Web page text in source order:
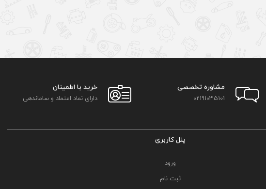
مشاوره تخصصی
02191035101
خرید با اطمینان
دارای نماد اعتماد و ساماندهی
پنل کاربری
ورود
ثبت نام